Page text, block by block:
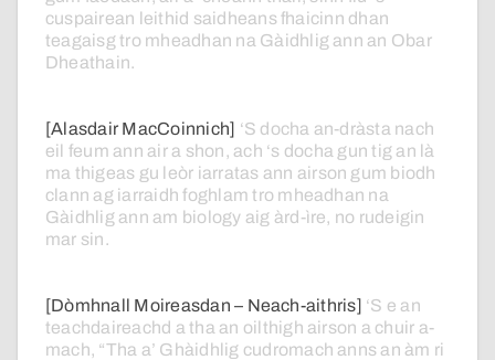
cuspairean leithid saidheansfhaicinn dhan
teagaisgtro mheadhan na Gàidhlig ann an Obar
Dheathain.
[Alasdair MacCoinnich] ‘S docha an-dràsta nach
eil feum ann air a shon, ach ‘s docha gun tig an là
ma thigeas gu leòr iarratas ann airson gum biodh
clann ag iarraidh foghlam tro mheadhan na
Gàidhlig ann am biology aig àrd-ìre, no rudeigin
mar sin.
[Dòmhnall Moireasdan – Neach-aithris] ‘S e an
teachdaireachd a tha an oilthigh airson a chuir a-
mach, “Tha a’ Ghàidhlig cudromach anns an àm ri